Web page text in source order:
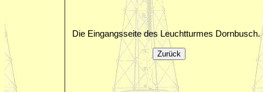
Die Eingangsseite des Leuchtturmes Dornbusch.